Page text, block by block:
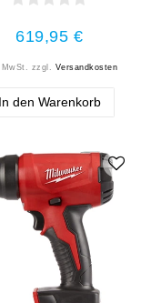
619,95 €
zzgl. Versandkosten
In den Warenkorb